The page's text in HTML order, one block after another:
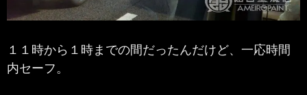
１１時から１時までの間だったんだけど、一応時間
内セーフ。